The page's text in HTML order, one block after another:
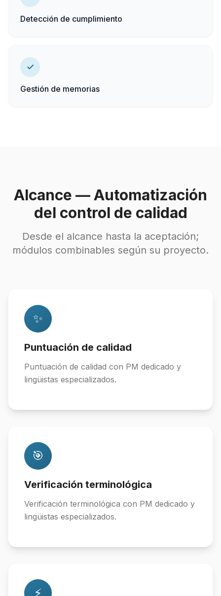
Detección de cumplimiento
Gestión de memorias
Alcance — Automatización
del control de calidad
Desde el alcance hasta la aceptación;
módulos combinables según su proyecto.
✨
Puntuación de calidad
Puntuación de calidad con PM dedicado y
lingüistas especializados.
🎯
Verificación terminológica
Verificación terminológica con PM dedicado y
lingüistas especializados.
⚡